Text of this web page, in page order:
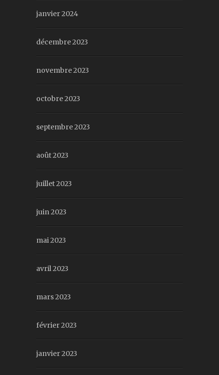
janvier 2024
décembre 2023
novembre 2023
octobre 2023
septembre 2023
août 2023
juillet 2023
juin 2023
mai 2023
avril 2023
mars 2023
février 2023
janvier 2023